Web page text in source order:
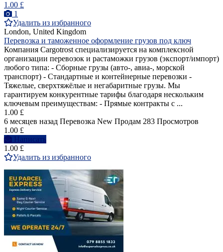
1.00 £
1
Удалить из избранного
London, United Kingdom
Перевозка и таможенное оформление грузов под ключ
Компания Cargotrost специализируется на комплексной
организации перевозок и растаможки грузов (экспорт/импорт)
любого типа: - Сборные грузы (авто-, авиа-, морской
транспорт) - Стандартные и контейнерные перевозки -
Тяжелые, сверхтяжёлые и негабаритные грузы. Мы
гарантируем конкурентные тарифы благодаря нескольким
ключевым преимуществам: - Прямые контракты с ...
1.00 £
6 месяцев назад Перевозка New Продам 283 Просмотров
1.00 £
Написать
1.00 £
Удалить из избранного